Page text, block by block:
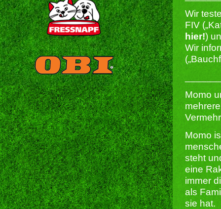
Wir
FIV
hier!)
Wir
Momo
Momo
steht
eine
immer
als
sie hat.